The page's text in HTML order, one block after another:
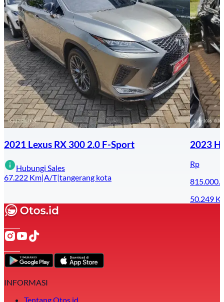
2021 Lexus RX 300 2.0 F-Sport
Hubungi Sales
67.222 Km|A/T|tangerang kota
2023
Rp
50.249
INFORMASI
Tentang Otos.id